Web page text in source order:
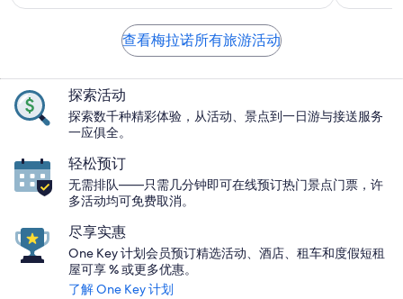
查看梅拉诺所有旅游活动
探索活动
探索数千种精彩体验，从活动、景点到一日游与接送服务
一应俱全。
轻松预订
无需排队——只需几分钟即可在线预订热门景点门票，许
多活动均可免费取消。
尽享实惠
One Key 计划会员预订精选活动、酒店、租车和度假短租
屋可享 % 或更多优惠。
了解 One Key 计划